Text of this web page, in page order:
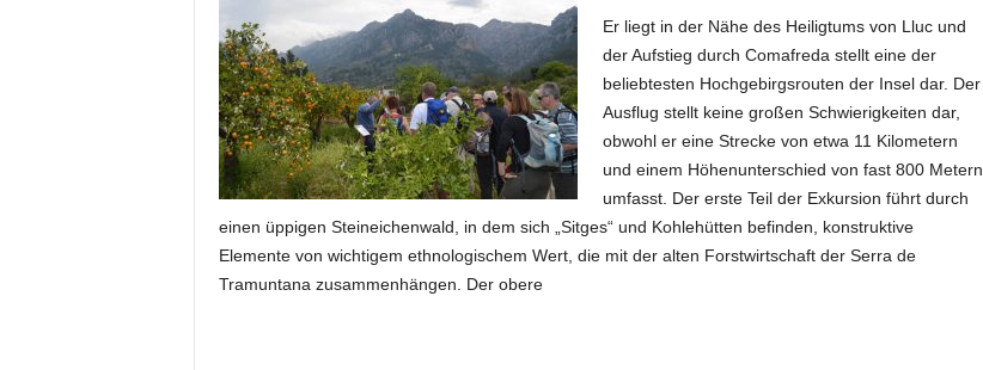
Er liegt in der Nähe des Heiligtums von Lluc und
der Aufstieg durch Comafreda stellt eine der
beliebtesten Hochgebirgsrouten der Insel dar. Der
Ausflug stellt keine großen Schwierigkeiten dar,
obwohl er eine Strecke von etwa 11 Kilometern
und einem Höhenunterschied von fast 800 Metern
umfasst. Der erste Teil der Exkursion führt durch
einen üppigen Steineichenwald, in dem sich „Sitges“ und Kohlehütten befinden, konstruktive
Elemente von wichtigem ethnologischem Wert, die mit der alten Forstwirtschaft der Serra de
Tramuntana zusammenhängen. Der obere